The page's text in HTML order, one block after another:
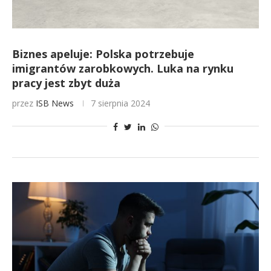
Biznes apeluje: Polska potrzebuje
imigrantów zarobkowych. Luka na rynku
pracy jest zbyt duża
przez ISB News 7 sierpnia 2024